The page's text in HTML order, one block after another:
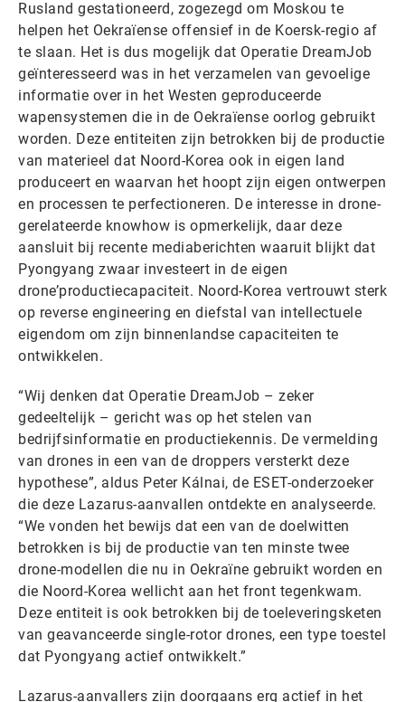
Rusland gestationeerd, zogezegd om Moskou te
helpen het Oekraïense offensief in de Koersk-regio af
te slaan. Het is dus mogelijk dat Operatie DreamJob
geïnteresseerd was in het verzamelen van gevoelige
informatie over in het Westen geproduceerde
wapensystemen die in de Oekraïense oorlog gebruikt
worden. Deze entiteiten zijn betrokken bij de productie
van materieel dat Noord-Korea ook in eigen land
produceert en waarvan het hoopt zijn eigen ontwerpen
en processen te perfectioneren. De interesse in drone-
gerelateerde knowhow is opmerkelijk, daar deze
aansluit bij recente mediaberichten waaruit blijkt dat
Pyongyang zwaar investeert in de eigen
drone’productiecapaciteit. Noord-Korea vertrouwt sterk
op reverse engineering en diefstal van intellectuele
eigendom om zijn binnenlandse capaciteiten te
ontwikkelen.
“Wij denken dat Operatie DreamJob – zeker
gedeeltelijk – gericht was op het stelen van
bedrijfsinformatie en productiekennis. De vermelding
van drones in een van de droppers versterkt deze
hypothese”, aldus Peter Kálnai, de ESET-onderzoeker
die deze Lazarus-aanvallen ontdekte en analyseerde.
“We vonden het bewijs dat een van de doelwitten
betrokken is bij de productie van ten minste twee
drone-modellen die nu in Oekraïne gebruikt worden en
die Noord-Korea wellicht aan het front tegenkwam.
Deze entiteit is ook betrokken bij de toeleveringsketen
van geavanceerde single-rotor drones, een type toestel
dat Pyongyang actief ontwikkelt.”
Lazarus-aanvallers zijn doorgaans erg actief in het